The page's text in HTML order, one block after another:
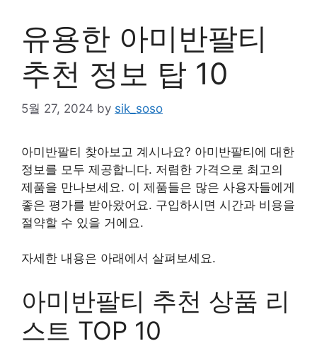
유용한 아미반팔티
추천 정보 탑 10
5월 27, 2024 by sik_soso
아미반팔티 찾아보고 계시나요? 아미반팔티에 대한
정보를 모두 제공합니다. 저렴한 가격으로 최고의
제품을 만나보세요. 이 제품들은 많은 사용자들에게
좋은 평가를 받아왔어요. 구입하시면 시간과 비용을
절약할 수 있을 거에요.
자세한 내용은 아래에서 살펴보세요.
아미반팔티 추천 상품 리
스트 TOP 10